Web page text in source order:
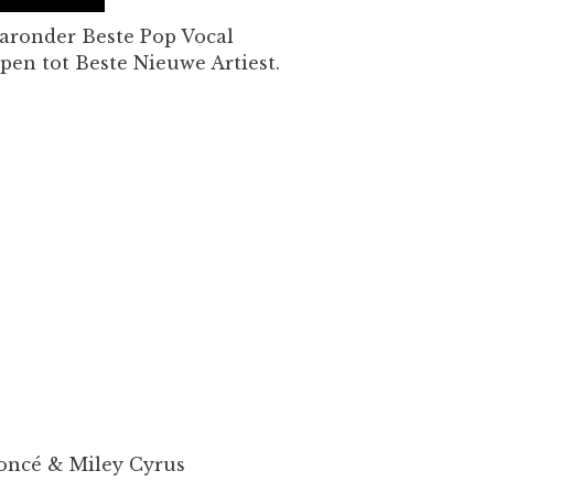
Beste Pop Vocal
tot Beste Nieuwe Artiest.
& Miley Cyrus